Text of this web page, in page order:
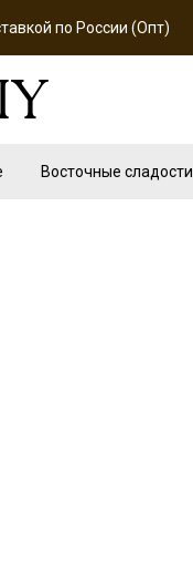
по России (Опт)
Восточные сладости